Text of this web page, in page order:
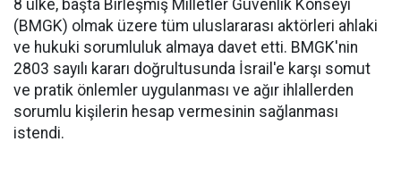
8 ülke, başta Birleşmiş Milletler Güvenlik Konseyi
(BMGK) olmak üzere tüm uluslararası aktörleri ahlaki
ve hukuki sorumluluk almaya davet etti. BMGK'nin
2803 sayılı kararı doğrultusunda İsrail'e karşı somut
ve pratik önlemler uygulanması ve ağır ihlallerden
sorumlu kişilerin hesap vermesinin sağlanması
istendi.